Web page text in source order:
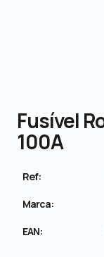
Fusível
100A
Ref:
Marca:
EAN: